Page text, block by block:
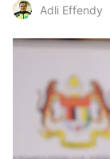
Adli Effendy